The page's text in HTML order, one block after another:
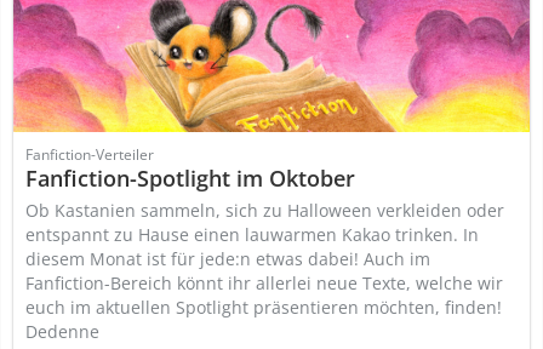
Fanfiction-Verteiler
Fanfiction-Spotlight im Oktober
Ob Kastanien sammeln, sich zu Halloween verkleiden oder
entspannt zu Hause einen lauwarmen Kakao trinken. In
diesem Monat ist für jede:n etwas dabei! Auch im
Fanfiction-Bereich könnt ihr allerlei neue Texte, welche wir
euch im aktuellen Spotlight präsentieren möchten, finden!
Dedenne